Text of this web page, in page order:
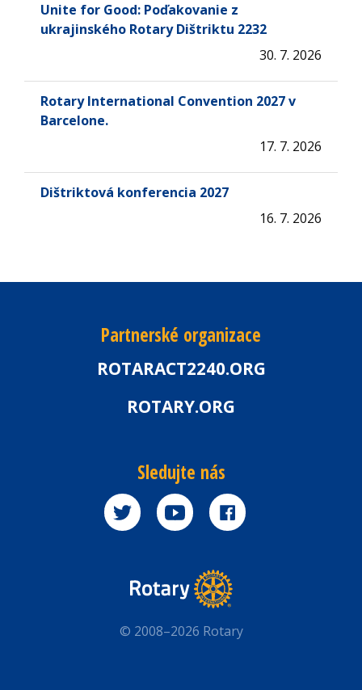
Unite for Good: Poďakovanie z
ukrajinského Rotary Dištriktu 2232
30. 7. 2026
Rotary International Convention 2027 v
Barcelone.
17. 7. 2026
Dištriktová konferencia 2027
16. 7. 2026
Partnerské organizace
ROTARACT2240.ORG
ROTARY.ORG
Sledujte nás
© 2008–2026 Rotary